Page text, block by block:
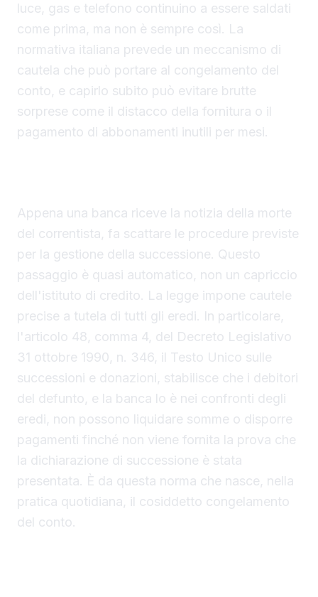
luce, gas e telefono continuino a essere saldati
come prima, ma non è sempre così. La
normativa italiana prevede un meccanismo di
cautela che può portare al congelamento del
conto, e capirlo subito può evitare brutte
sorprese come il distacco della fornitura o il
pagamento di abbonamenti inutili per mesi.
Appena una banca riceve la notizia della morte
del correntista, fa scattare le procedure previste
per la gestione della successione. Questo
passaggio è quasi automatico, non un capriccio
dell'istituto di credito. La legge impone cautele
precise a tutela di tutti gli eredi. In particolare,
l'articolo 48, comma 4, del Decreto Legislativo
31 ottobre 1990, n. 346, il Testo Unico sulle
successioni e donazioni, stabilisce che i debitori
del defunto, e la banca lo è nei confronti degli
eredi, non possono liquidare somme o disporre
pagamenti finché non viene fornita la prova che
la dichiarazione di successione è stata
presentata. È da questa norma che nasce, nella
pratica quotidiana, il cosiddetto congelamento
del conto.